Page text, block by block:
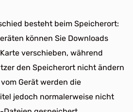
besteht beim Speicherort:
können Sie Downloads
verschieben, während
den Speicherort nicht ändern
Gerät werden die
jedoch normalerweise nicht